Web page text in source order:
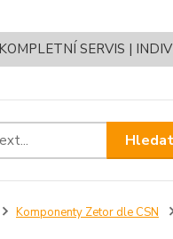
SERVIS |
Hledat
Komponenty Zetor dle CSN